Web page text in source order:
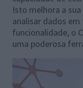
Isto melhora a
analisar dados
funcionalidade, o
uma poderosa